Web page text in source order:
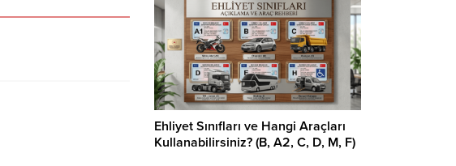
Ehliyet Sınıfları ve Hangi Araçları
Kullanabilirsiniz? (B, A2, C, D, M, F)